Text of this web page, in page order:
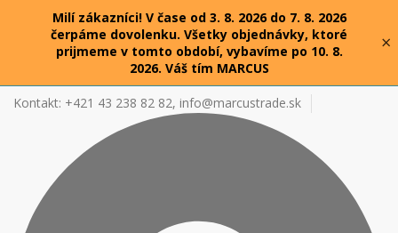
Milí zákazníci! V čase od 3. 8. 2026 do 7. 8. 2026
čerpáme dovolenku. Všetky objednávky, ktoré
prijmeme v tomto období, vybavíme po 10. 8.
2026. Váš tím MARCUS
×
Kontakt: +421 43 238 82 82, info@marcustrade.sk